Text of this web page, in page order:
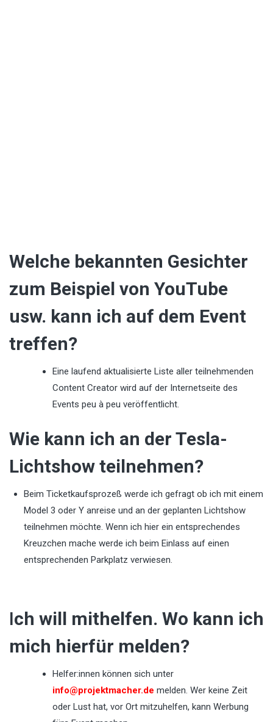
Welche bekannten Gesichter
zum Beispiel von YouTube
usw. kann ich auf dem Event
treffen?
Eine laufend aktualisierte Liste aller teilnehmenden
Content Creator wird auf der Internetseite des
Events peu à peu veröffentlicht.
Wie kann ich an der Tesla-
Lichtshow teilnehmen?
Beim Ticketkaufsprozeß werde ich gefragt ob ich mit einem
Model 3 oder Y anreise und an der geplanten Lichtshow
teilnehmen möchte. Wenn ich hier ein entsprechendes
Kreuzchen mache werde ich beim Einlass auf einen
entsprechenden Parkplatz verwiesen.
Ich will mithelfen. Wo kann ich
mich hierfür melden?
Helfer:innen können sich unter
info@projektmacher.de melden. Wer keine Zeit
oder Lust hat, vor Ort mitzuhelfen, kann Werbung